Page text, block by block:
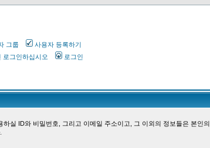
그룹
사용자 등록하기
로그인하십시오 로그인
실 ID와 비밀번호, 그리고 이메일 주소이고, 그 이외의 정보들은 본인의
.